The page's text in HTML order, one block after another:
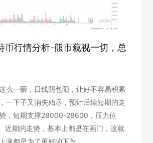
币行情分析-熊市藐视一切，总
么一砸，日线阴包阳，让好不容易积累
一下子又消失殆尽，预计后续短期的走
，短期支撑28000-28600，压力位
期的走势，基本上都是在画门，这就